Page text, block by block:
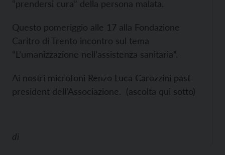
“prendersi cura” della persona malata.
Questo pomeriggio alle 17 alla Fondazione
Caritro di Trento incontro sul tema
“L’umanizzazione nell’assistenza sanitaria”.
Ai nostri microfoni Renzo Luca Carozzini past
president dell’Associazione. (ascolta qui sotto)
di